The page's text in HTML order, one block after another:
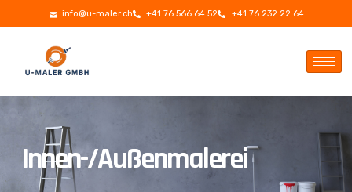
info@u-maler.ch +41 76 566 64 52 +41 76 232 22 64
Innen-/Außenmalerei